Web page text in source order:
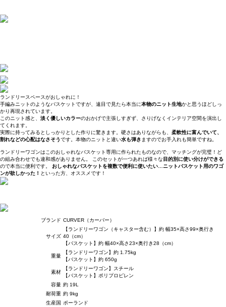
ランドリースペースがおしゃれに！
手編みニットのようなバスケットですが、遠目で見たら本当に本物のニット生地かと思うほどしっ
かり再現されています。
このニット感と、 淡く優しいカラーのおかげで主張しすぎず、さりげなくインテリア空間を演出し
てくれます。
実際に持ってみるとしっかりとした作りに驚きます。硬さはありながらも、 柔軟性に富んでいて、
割れなどの心配はなさそうです。本物のニットと違い水も弾き ますのでお手入れも簡単ですね。
ランドリーワゴンはこのおしゃれなバスケット専用に作られたものなので、マッチングが完璧！ど
の組み合わせでも違和感がありません。 このセットが一つあれば様々な 目的別に使い分けができる
ので本当に便利です。 おしゃれなバスケットを複数で便利に使いたい…ニットバスケット用のワゴ
ンが欲しかった！ といった方、オススメです！
ブランド CURVER（カーバー）
サイズ
【ランドリーワゴン（キャスター含む）】約 幅35×高さ99×奥行き
40（cm）
【バスケット】約 幅40×高さ23×奥行き28（cm）
重量
【ランドリーワゴン】約 1.75kg
【バスケット】約 650g
素材
【ランドリーワゴン】スチール
【バスケット】ポリプロピレン
容量 約 19L
耐荷重 約 9kg
生産国
ポーランド